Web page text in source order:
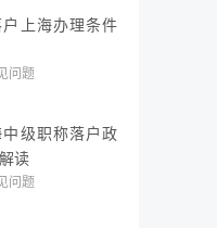
户上海办理条件
问题
级职称落户政
读
问题